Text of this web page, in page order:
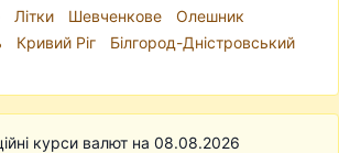
Літки Шевченкове
Олешник
Кривий Ріг Білгород-Дністровський
курси валют на 08.08.2026